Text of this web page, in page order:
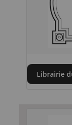
Librairie